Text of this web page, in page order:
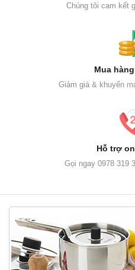
Chúng tôi cam kết
Mua
Giảm giá & khuyến
Hỗ trợ
Gọi ngay 0978 319